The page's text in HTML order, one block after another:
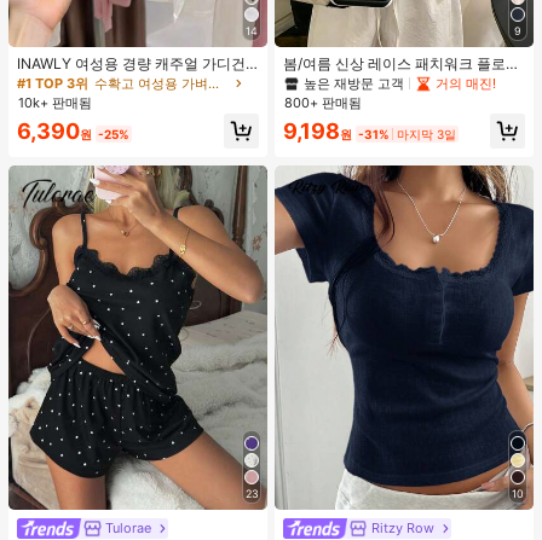
14
INAWLY 여성용 경량 캐주얼 가디건,
여름
#1 TOP 3위
수확고 여성용 가벼운 카디건
10k+ 판매됨
6,390원 -25%
23
Tulorae
9
봄/여름 신상 레이스 패치워크 플로럴
트림 소프트 니트 가디건 경량 재킷 탑
여성용, 코티지코어 옐로우
높은 재방문 고객
거의 매진!
800+ 판매됨
9,198원 -31% 마지막 3일
10
Ritzy Row